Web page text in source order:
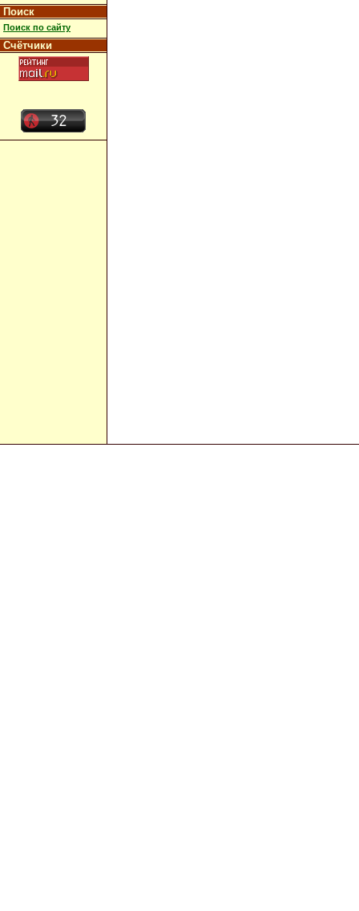
Поиск
Поиск по сайту
Счётчики